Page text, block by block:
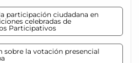
participación ciudadana en
celebradas de
Participativos
sobre la votación presencial